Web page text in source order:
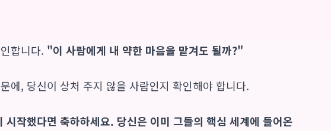
합니다. "이 사람에게 내 약한 마음을 맡겨도 될까?"
에, 당신이 상처 주지 않을 사람인지 확인해야 합니다.
작했다면 축하하세요. 당신은 이미 그들의 핵심 세계에 들어온